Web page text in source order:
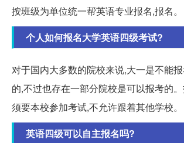
按班级为单位统一帮英语专业报名,报名。
个人如何报名大学英语四级考试?
对于国内大多数的院校来说,大一是不能
的,不过也存在一部分院校是可以报考的
须要本校参加考试,不允许跟着其他学校。
英语四级可以自主报名吗?